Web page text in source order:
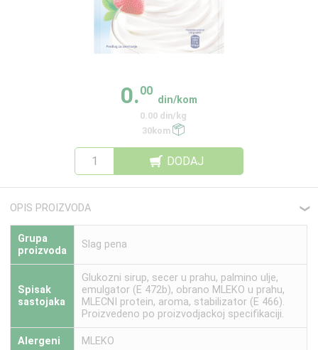
0.00
din/kom
0.00 din/kg
30kom
DODAJ
OPIS PROIZVODA ❮
Grupa
proizvoda
Slag pena
Spisak
sastojaka
Glukozni sirup, secer u prahu, palmino ulje,
emulgator (E 472b), obrano MLEKO u prahu,
MLECNI protein, aroma, stabilizator (E 466).
Proizvedeno po proizvodjackoj specifikaciji.
Alergeni MLEKO